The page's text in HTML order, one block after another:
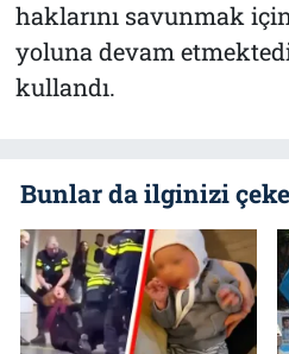
haklarını savunmak
yoluna devam
kullandı.
Bunlar da ilginizi